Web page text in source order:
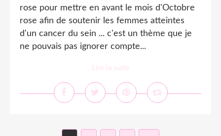
rose pour mettre en avant le mois d'Octobre
rose afin de soutenir les femmes atteintes
d'un cancer du sein ... c'est un thème que je
ne pouvais pas ignorer compte...
Lire la suite